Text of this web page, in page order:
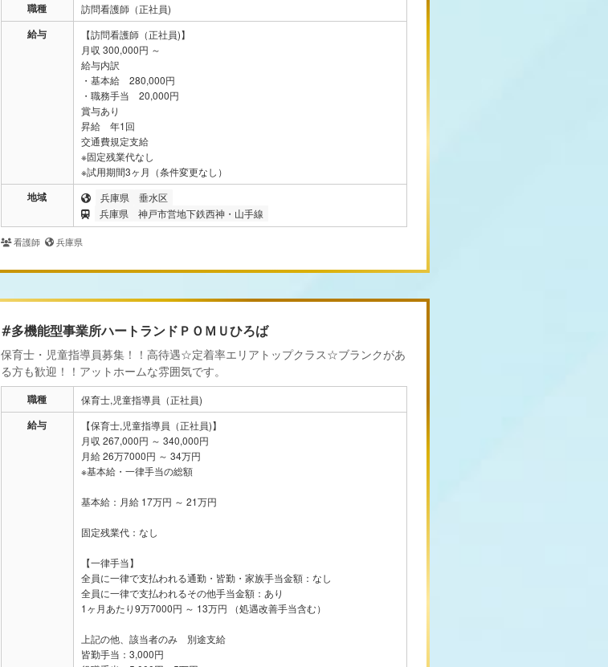
職種 訪問看護師（正社員)
給与
【訪問看護師（正社員)】
月収 300,000円 ～
給与内訳
・基本給 280,000円
・職務手当 20,000円
賞与あり
昇給 年1回
交通費規定支給
※固定残業代なし
※試用期間3ヶ月（条件変更なし）
地域 兵庫県
垂水区
兵庫県
神戸市営地下鉄西神・山手線
看護師 兵庫県
#多機能型事業所ハートランドＰＯＭＵひろば
保育士・児童指導員募集！！高待遇☆定着率エリアトップクラス☆ブランクがあ
る方も歓迎！！アットホームな雰囲気です。
職種 保育士,児童指導員（正社員)
給与
【保育士,児童指導員（正社員)】
月収 267,000円 ～ 340,000円
月給 26万7000円 ～ 34万円
※基本給・一律手当の総額
基本給：月給 17万円 ～ 21万円
固定残業代：なし
【一律手当】
全員に一律で支払われる通勤・皆勤・家族手当金額：なし
全員に一律で支払われるその他手当金額：あり
1ヶ月あたり9万7000円 ～ 13万円 （処遇改善手当含む）
上記の他、該当者のみ 別途支給
皆勤手当：3,000円